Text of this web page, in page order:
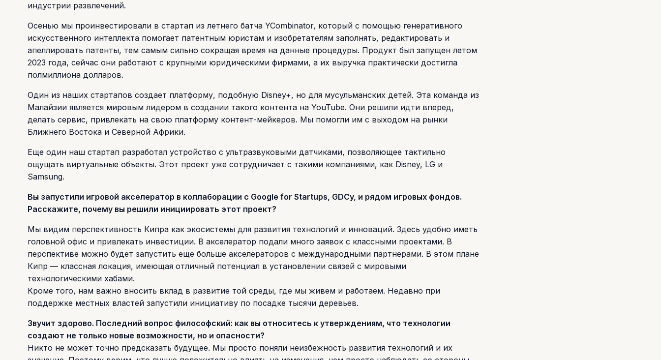
индустрии развлечений.
Осенью мы проинвестировали в стартап из летнего батча YCombinator, который с помощью генеративного
искусственного интеллекта помогает патентным юристам и изобретателям заполнять, редактировать и
апеллировать патенты, тем самым сильно сокращая время на данные процедуры. Продукт был запущен летом
2023 года, сейчас они работают с крупными юридическими фирмами, а их выручка практически достигла
полмиллиона долларов.
Один из наших стартапов создает платформу, подобную Disney+, но для мусульманских детей. Эта команда из
Малайзии является мировым лидером в создании такого контента на YouTube. Они решили идти вперед,
делать сервис, привлекать на свою платформу контент-мейкеров. Мы помогли им с выходом на рынки
Ближнего Востока и Северной Африки.
Еще один наш стартап разработал устройство с ультразвуковыми датчиками, позволяющее тактильно
ощущать виртуальные объекты. Этот проект уже сотрудничает с такими компаниями, как Disney, LG и
Samsung.
Вы запустили игровой акселератор в коллаборации с Google for Startups, GDCy, и рядом игровых фондов.
Расскажите, почему вы решили инициировать этот проект?
Мы видим перспективность Кипра как экосистемы для развития технологий и инноваций. Здесь удобно иметь
головной офис и привлекать инвестиции. В акселератор подали много заявок с классными проектами. В
перспективе можно будет запустить еще больше акселераторов с международными партнерами. В этом плане
Кипр — классная локация, имеющая отличный потенциал в установлении связей с мировыми
технологическими хабами.
Кроме того, нам важно вносить вклад в развитие той среды, где мы живем и работаем. Недавно при
поддержке местных властей запустили инициативу по посадке тысячи деревьев.
Звучит здорово. Последний вопрос философский: как вы относитесь к утверждениям, что технологии
создают не только новые возможности, но и опасности?
Никто не может точно предсказать будущее. Мы просто поняли неизбежность развития технологий и их